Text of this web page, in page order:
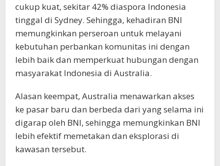
cukup kuat, sekitar 42% diaspora Indonesia
tinggal di Sydney. Sehingga, kehadiran BNI
memungkinkan perseroan untuk melayani
kebutuhan perbankan komunitas ini dengan
lebih baik dan memperkuat hubungan dengan
masyarakat Indonesia di Australia.
Alasan keempat, Australia menawarkan akses
ke pasar baru dan berbeda dari yang selama ini
digarap oleh BNI, sehingga memungkinkan BNI
lebih efektif memetakan dan eksplorasi di
kawasan tersebut.